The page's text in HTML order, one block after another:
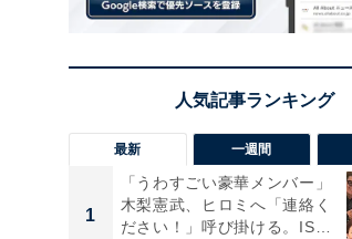
最新 一週間
1
「うわすごい豪華メンバー」
木梨憲武、ヒロミへ「連絡く
ださい！」呼び掛ける。IS